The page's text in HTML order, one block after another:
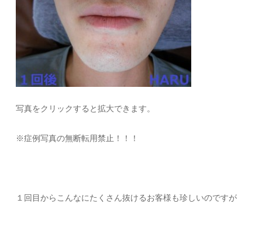
写真をクリックすると拡大できます。
※症例写真の無断転用禁止！！！
１回目からこんなにたくさん抜けるお客様も珍しいのですが